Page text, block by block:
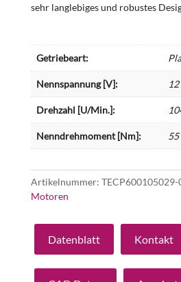
sehr langlebiges und robustes
Getriebeart:
Nennspannung [V]: 12
Drehzahl [U/Min.]:
Nenndrehmoment [Nm]: 55
Artikelnummer: TECP600105029-
Motoren
Datenblatt Kontakt